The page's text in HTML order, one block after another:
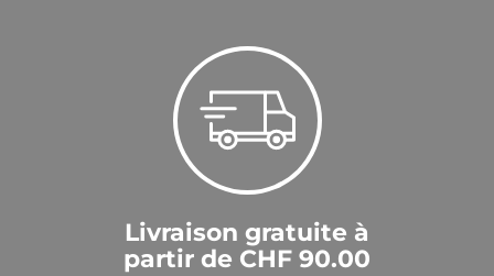
Livraison gratuite à
partir de CHF 90.00